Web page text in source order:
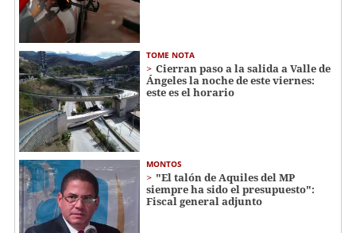
TOME NOTA
Cierran paso a la salida a Valle de
Ángeles la noche de este viernes:
este es el horario
MONTOS
"El talón de Aquiles del MP
siempre ha sido el presupuesto":
Fiscal general adjunto